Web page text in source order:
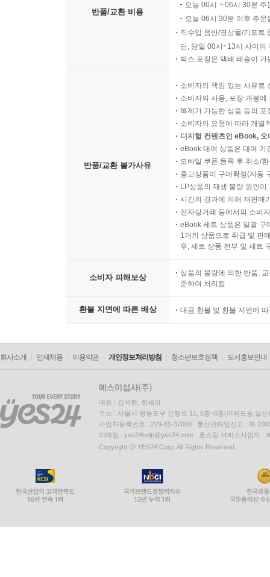
반품/교환 비용
오늘 00시 ~ 06시 30분
오늘 06시 30분 이후 주
직수입 음반/영상물/기프트
단, 당일 00시~13시 사이의
박스 포장은 택배 배송이
반품/교환 불가사유
소비자의 책임 있는 사유로
소비자의 사용, 포장 개봉
복제가 가능한 상품 등의
소비자의 요청에 따라 개별
디지털 컨텐츠인 eBook,
eBook 대여 상품은 대여 기
모바일 쿠폰 등록 후 취소/
중고상품이 구매확정(자동
LP상품의 재생 불량 원인
시간의 경과에 의해 재판매
전자상거래 등에서의 소비
eBook 세트 상품은 일괄 구
1개의 상품으로 취급 및 판
우, 세트 상품 전부 및 세트
소비자 피해보상
상품의 불량에 의한 반품,
준하여 처리됨
환불 지연에 따른 배상 대금 환불 및 환불 지연에
회사소개 인재채용 이용약관 개인정보처리방침 청소년보호정책 도서홍보안내
대표 : 김석환, 최세라
주소 : 서울시 영등포구 은행로 11, 5층~6층(여의도동,일신
사업자등록번호 : 229-81-37000 통신판매업신고 : 제
이메일 : yes24help@yes24.com 호스팅 서비스사업자 :
Copyright ⓒ YES24 Corp. All Rights Reserved.